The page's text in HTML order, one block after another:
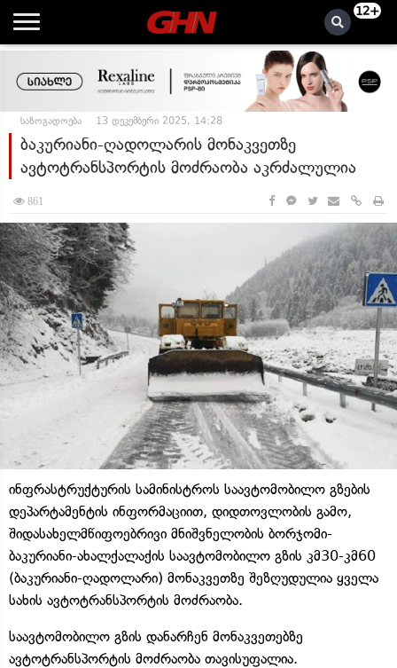
12+
საზოგადოება 13 დეკემბერი 2025, 14:28
ბაკურიანი-ღადოლარის მონაკვეთზე
ავტოტრანსპორტის მოძრაობა აკრძალულია
861
ინფრასტრუქტურის სამინისტროს საავტომობილო გზების
დეპარტამენტის ინფორმაციით, დიდთოვლობის გამო,
შიდასახელმწიფოებრივი მნიშვნელობის ბორჯომი-
ბაკურიანი-ახალქალაქის საავტომობილო გზის კმ30-კმ60
(ბაკურიანი-ღადოლარი) მონაკვეთზე შეზღუდულია ყველა
სახის ავტოტრანსპორტის მოძრაობა.
საავტომობილო გზის დანარჩენ მონაკვეთებზე
ავტოტრანსპორტის მოძრაობა თავისუფალია.